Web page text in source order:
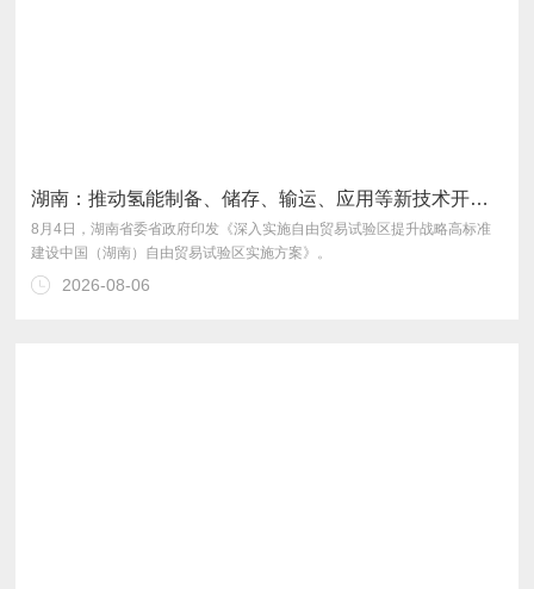
湖南：推动氢能制备、储存、输运、应用等新技术开发和全链条发展
建设中国（湖南）自由贸易试验区实施方案》。
2026-08-06